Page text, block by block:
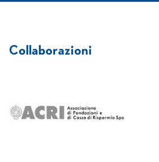
Collaborazioni